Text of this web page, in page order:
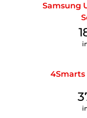
Samsung
4Smarts